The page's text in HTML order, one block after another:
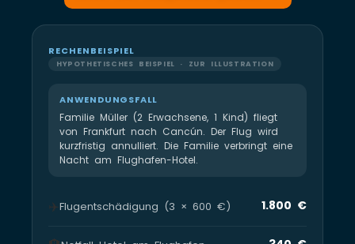
RECHENBEISPIEL
HYPOTHETISCHES BEISPIEL · ZUR ILLUSTRATION
ANWENDUNGSFALL
Familie Müller (2 Erwachsene, 1 Kind) fliegt
von Frankfurt nach Cancún. Der Flug wird
kurzfristig annulliert. Die Familie verbringt eine
Nacht am Flughafen-Hotel.
✈️Flugentschädigung (3 × 600 €) 1.800 €